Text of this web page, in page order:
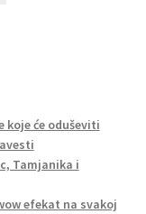
koje će oduševiti
Tamjanika i
efekat na svakoj